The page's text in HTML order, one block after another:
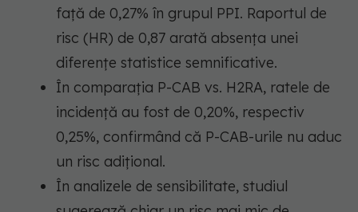
față de 0,27% în grupul PPI. Raportul de
risc (HR) de 0,87 arată absența unei
diferențe statistice semnificative.
În comparația P-CAB vs. H2RA, ratele de
incidență au fost de 0,20%, respectiv
0,25%, confirmând că P-CAB-urile nu aduc
un risc adițional.
În analizele de sensibilitate, studiul